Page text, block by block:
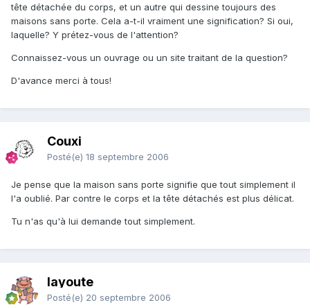
tête détachée du corps, et un autre qui dessine toujours des
maisons sans porte. Cela a-t-il vraiment une signification? Si oui,
laquelle? Y prétez-vous de l'attention?
Connaissez-vous un ouvrage ou un site traitant de la question?
D'avance merci à tous!
Couxi
Posté(e) 18 septembre 2006
Je pense que la maison sans porte signifie que tout simplement il
l'a oublié. Par contre le corps et la tête détachés est plus délicat.
Tu n'as qu'à lui demande tout simplement.
layoute
Posté(e) 20 septembre 2006